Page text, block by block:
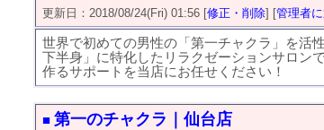
更新日：2018/08/24(Fri) 01:56 [修正・削除] [管理者
世界で初めての男性の「第一チャクラ」を活
下半身」に特化したリラクゼーションサロン
作るサポートを当店にお任せください！
■ 第一のチャクラ｜仙台店